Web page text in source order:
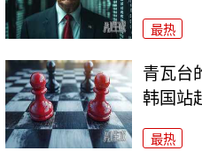
最热
青瓦台
韩国站
最热